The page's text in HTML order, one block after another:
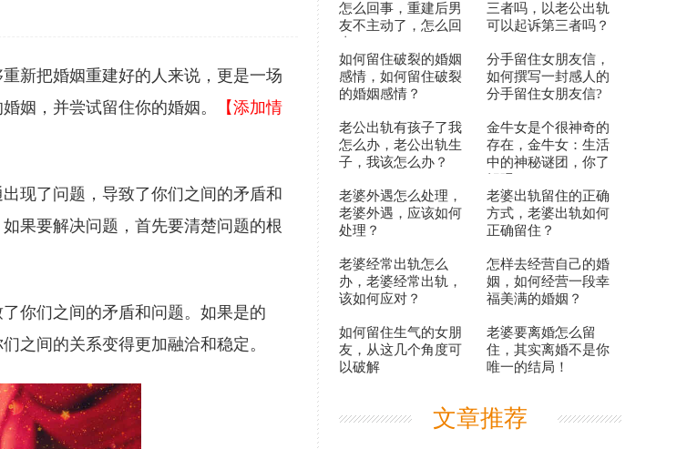
新把婚姻重建好的人来说，更是一场
姻，并尝试留住你的婚姻。
【添加情
现了问题，导致了你们之间的矛盾和
果要解决问题，首先要清楚问题的根
你们之间的矛盾和问题。如果是的
之间的关系变得更加融洽和稳定。
怎么回事，重建后男
友不主动了，怎么回
三者吗，以老公出轨
可以起诉第三者吗？
如何留住破裂的婚姻
感情，如何留住破裂
的婚姻感情？
分手留住女朋友信，
如何撰写一封感人的
分手留住女朋友信?
老公出轨有孩子了我
怎么办，老公出轨生
子，我该怎么办？
金牛女是个很神奇的
存在，金牛女：生活
中的神秘谜团，你了
老婆外遇怎么处理，
老婆外遇，应该如何
处理？
老婆出轨留住的正确
方式，老婆出轨如何
正确留住？
老婆经常出轨怎么
办，老婆经常出轨，
该如何应对？
怎样去经营自己的婚
姻，如何经营一段幸
福美满的婚姻？
如何留住生气的女朋
友，从这几个角度可
以破解
老婆要离婚怎么留
住，其实离婚不是你
唯一的结局！
文章推荐